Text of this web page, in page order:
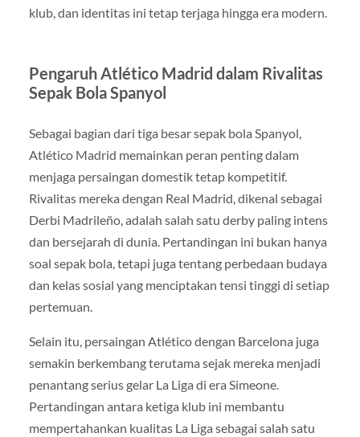
klub, dan identitas ini tetap terjaga hingga era modern.
Pengaruh Atlético Madrid dalam Rivalitas
Sepak Bola Spanyol
Sebagai bagian dari tiga besar sepak bola Spanyol,
Atlético Madrid memainkan peran penting dalam
menjaga persaingan domestik tetap kompetitif.
Rivalitas mereka dengan Real Madrid, dikenal sebagai
Derbi Madrileño, adalah salah satu derby paling intens
dan bersejarah di dunia. Pertandingan ini bukan hanya
soal sepak bola, tetapi juga tentang perbedaan budaya
dan kelas sosial yang menciptakan tensi tinggi di setiap
pertemuan.
Selain itu, persaingan Atlético dengan Barcelona juga
semakin berkembang terutama sejak mereka menjadi
penantang serius gelar La Liga di era Simeone.
Pertandingan antara ketiga klub ini membantu
mempertahankan kualitas La Liga sebagai salah satu